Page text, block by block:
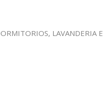
LAVANDERIA E